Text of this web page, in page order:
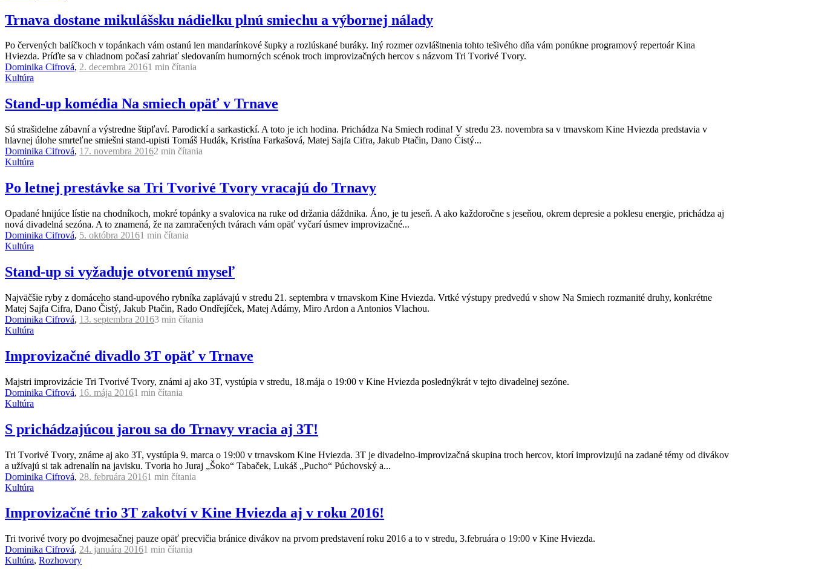
Trnava dostane mikulášsku nádielku plnú smiechu a výbornej nálady
Po červených balíčkoch v topánkach vám ostanú len mandarínkové šupky a rozlúskané buráky. Iný rozmer ozvláštnenia tohto tešivého dňa vám ponúkne programový repertoár Kina
Hviezda. Príďte sa v chladnom počasí zahriať sledovaním humorných scénok troch improvizačných hercov s názvom Tri Tvorivé Tvory.
Dominika Cifrová, 2. decembra 20161 min čítania
Kultúra
Stand-up komédia Na smiech opäť v Trnave
Sú strašidelne zábavní a výstredne štipľaví. Parodickí a sarkastickí. A toto je ich hodina. Prichádza Na Smiech rodina! V stredu 23. novembra sa v trnavskom Kine Hviezda predstavia v
hlavnej úlohe smrteľne smiešni stand-upisti Tomáš Hudák, Kristína Farkašová, Matej Sajfa Cifra, Jakub Ptačin, Dano Čistý...
Dominika Cifrová, 17. novembra 20162 min čítania
Kultúra
Po letnej prestávke sa Tri Tvorivé Tvory vracajú do Trnavy
Opadané hnijúce lístie na chodníkoch, mokré topánky a svalovica na ruke od držania dáždnika. Áno, je tu jeseň. A ako každoročne s jeseňou, okrem depresie a poklesu energie, prichádza aj
nová divadelná sezóna. A to znamená, že na zamračených tvárach vám opäť vyčarí úsmev improvizačné...
Dominika Cifrová, 5. októbra 20161 min čítania
Kultúra
Stand-up si vyžaduje otvorenú myseľ
Najväčšie ryby z domáceho stand-upového rybníka zaplávajú v stredu 21. septembra v trnavskom Kine Hviezda. Vrtké výstupy predvedú v show Na Smiech rozmanité druhy, konkrétne
Matej Sajfa Cifra, Dano Čistý, Jakub Ptačin, Rado Ondřejíček, Matej Adámy, Miro Ardon a Antonios Vlachou.
Dominika Cifrová, 13. septembra 20163 min čítania
Kultúra
Improvizačné divadlo 3T opäť v Trnave
Majstri improvizácie Tri Tvorivé Tvory, známi aj ako 3T, vystúpia v stredu, 18.mája o 19:00 v Kine Hviezda poslednýkrát v tejto divadelnej sezóne.
Dominika Cifrová, 16. mája 20161 min čítania
Kultúra
S prichádzajúcou jarou sa do Trnavy vracia aj 3T!
Tri Tvorivé Tvory, známe aj ako 3T, vystúpia 9. marca o 19:00 v trnavskom Kine Hviezda. 3T je divadelno-improvizačná skupina troch hercov, ktorí improvizujú na zadané témy od divákov
a užívajú si tak adrenalín na javisku. Tvoria ho Juraj „Šoko“ Tabaček, Lukáš „Pucho“ Púchovský a...
Dominika Cifrová, 28. februára 20161 min čítania
Kultúra
Improvizačné trio 3T zakotví v Kine Hviezda aj v roku 2016!
Tri tvorivé tvory po dvojmesačnej pauze opäť precvičia bránice divákov na prvom predstavení roku 2016 a to v stredu, 3.februára o 19:00 v Kine Hviezda.
Dominika Cifrová, 24. januára 20161 min čítania
Kultúra, Rozhovory